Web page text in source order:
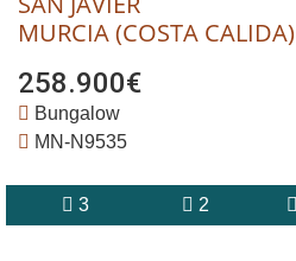
MURCIA (COSTA CALIDA)
258.900€
Bungalow
MN-N9535
3 2